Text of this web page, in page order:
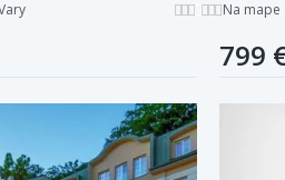
Na mape
799